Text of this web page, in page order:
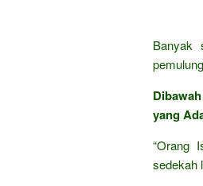
Banyak
yang
“Orang
sedekah